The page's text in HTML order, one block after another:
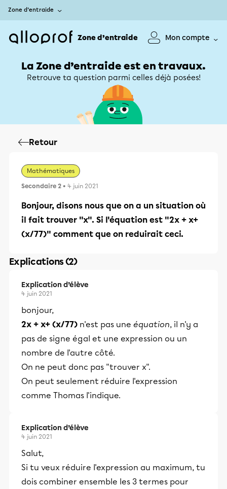
Zone d’entraide
Zone d’entraide Mon compte
La Zone d’entraide est en travaux.
Retrouve ta question parmi celles déjà posées!
Retour
Mathématiques
Secondaire 2 • 4 juin 2021
Bonjour, disons nous que on a un situation où
il fait trouver "x". Si l'équation est "2x + x+
(x/77)" comment que on reduirait ceci.
Explications (2)
Explication d’élève
4 juin 2021
bonjour,
2x + x+ (x/77) n'est pas une équation, il n'y a
pas de signe égal et une expression ou un
nombre de l'autre côté.
On ne peut donc pas "trouver x".
On peut seulement réduire l'expression
comme Thomas l'indique.
Explication d’élève
4 juin 2021
Salut,
Si tu veux réduire l'expression au maximum, tu
dois combiner ensemble les 3 termes pour